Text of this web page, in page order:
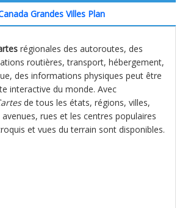
Grandes Villes Plan
régionales des autoroutes, des
routières, transport, hébergement,
des informations physiques peut être
interactive du monde. Avec
de tous les états, régions, villes,
rues et les centres populaires
et vues du terrain sont disponibles.